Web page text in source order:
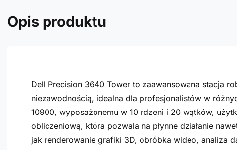
Opis produktu
Dell Precision 3640 Tower to zaawansowana stacja
niezawodnością, idealna dla profesjonalistów w
10900, wyposażonemu w 10 rdzeni i 20 wątków,
obliczeniową, która pozwala na płynne działanie
jak renderowanie grafiki 3D, obróbka wideo, analiza